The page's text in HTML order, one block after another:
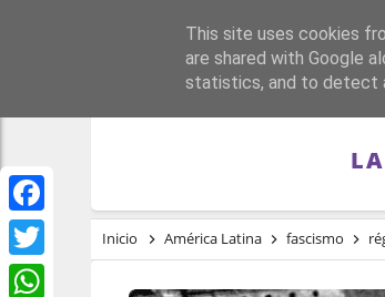
Facebook
Twitter
Inicio América Latina fascismo
This site uses cookies
are shared with Google
statistics, and to detect